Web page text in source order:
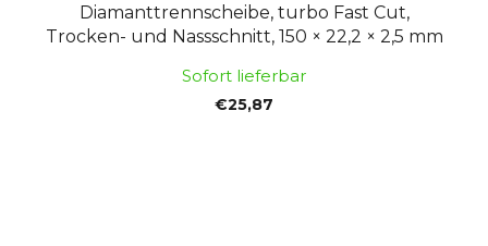
Diamanttrennscheibe, turbo Fast Cut,
Trocken- und Nassschnitt, 150 × 22,2 × 2,5 mm
Sofort lieferbar
€25,87